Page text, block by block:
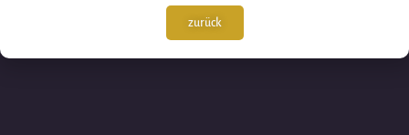
zurück